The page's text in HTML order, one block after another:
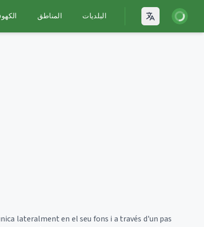
المناطق البلديات Open
الدخول
lateralment en el seu fons i a través d'un pas